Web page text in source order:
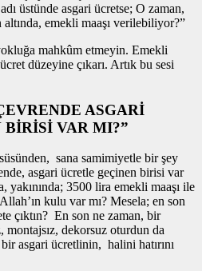
üstünde asgari ücretse; O zaman,
emekli maaşı verilebiliyor?”
mahkûm etmeyin. Emekli
düzeyine çıkarı. Artık bu sesi
ASGARİ
VAR MI?”
sana samimiyetle bir şey
asgari ücretle geçinen birisi var
yakınında; 3500 lira emekli maaşı ile
kulu var mı? Mesela; en son
çıktın? En son ne zaman, bir
montajsız, dekorsuz oturdun da
asgari ücretlinin, halini hatırını